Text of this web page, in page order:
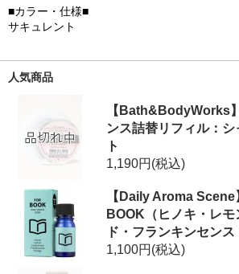
■カラー・仕様■
サキュレント
人気商品
【Bath&BodyWorks
ンス詰替リフィル：
ト
1,190円(税込)
【Daily Aroma Scene
BOOK（ヒノキ・レモ
ド・フランキンセンス
1,100円(税込)